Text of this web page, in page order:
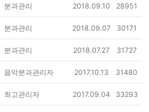
등록자
분과관리 등록일
2018.09.10 조회
28951
등록자
분과관리 등록일
2018.09.07 조회
30171
등록자
분과관리 등록일
2018.07.27 조회
31727
등록자
음악분과관리자 등록일
2017.10.13 조회
31480
등록자
최고관리자 등록일
2017.09.04 조회
33293